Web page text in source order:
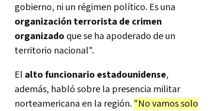
gobierno, ni un régimen político. Es una
organización terrorista de crimen
organizado que se ha apoderado de un
territorio nacional".
El alto funcionario estadounidense,
además, habló sobre la presencia militar
norteamericana en la región. "No vamos solo